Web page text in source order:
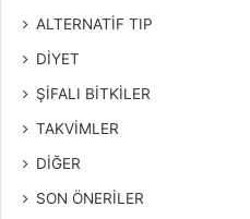
ALTERNATİF TIP
DİYET
ŞİFALI BİTKİLER
TAKVİMLER
DİĞER
SON ÖNERİLER